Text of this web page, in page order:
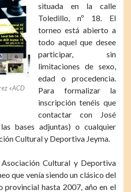
«ACD
situada en la calle
Toledillo, nº 18. El
torneo está abierto a
todo aquel que desee
participar, sin
limitaciones de sexo,
edad o procedencia.
Para formalizar la
inscripción tenéis que
contactar con José
bases adjuntas) o cualquier
Cultural y Deportiva Jeyma.
Cultural y Deportiva
que venía siendo un clásico del
provincial hasta 2007, año en el